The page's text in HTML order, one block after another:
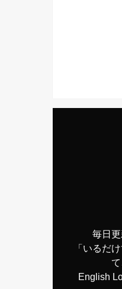
毎日
「いるだ
English